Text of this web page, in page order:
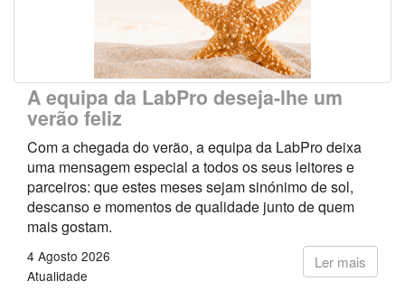
A equipa da LabPro deseja-lhe um
verão feliz
Com a chegada do verão, a equipa da LabPro deixa
uma mensagem especial a todos os seus leitores e
parceiros: que estes meses sejam sinónimo de sol,
descanso e momentos de qualidade junto de quem
mais gostam.
Ler mais
4 Agosto 2026
Atualidade